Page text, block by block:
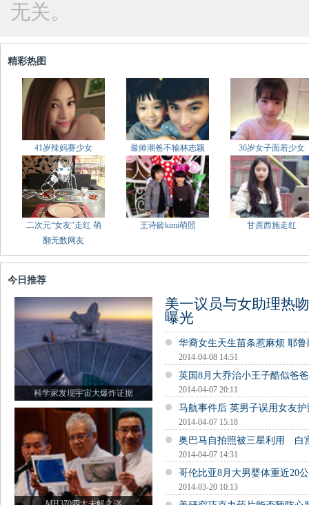
无关。
精彩热图
41岁辣妈赛少女 最帅潮爸不输林志颖 36岁女子面若少女
二次元“女友”走红 萌
翻无数网友
王诗龄kimi萌照 甘蔗西施走红
今日推荐
科学家发现宇宙大爆炸证据
美一议员与女助理热
曝光
华裔女生天生苗条惹麻烦 耶
2014-04-08 14:51
英国8月大乔治小王子酷似爸
2014-04-07 20:11
马航事件后 英男子误用女友
2014-04-07 15:18
奥巴马自拍照被三星利用 白
2014-04-07 14:31
哥伦比亚8月大男婴体重近20
2014-03-20 10:13